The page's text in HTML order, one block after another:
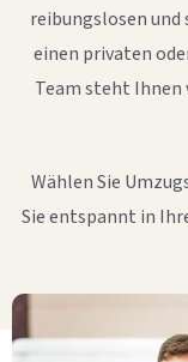
reibungslosen und
einen privaten
Team steht Ihnen
Wählen Sie
Sie entspannt in